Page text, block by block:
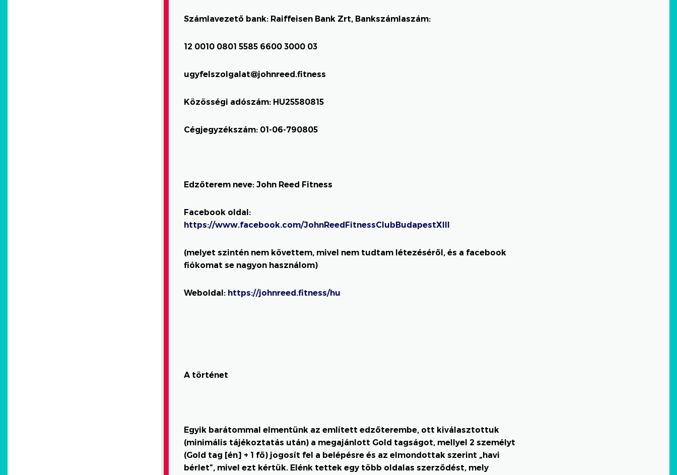
Számlavezető bank: Raiffeisen Bank Zrt, Bankszámlaszám:
12 0010 0801 5585 6600 3000 03
ugyfelszolgalat@johnreed.fitness
Közösségi adószám: HU25580815
Cégjegyzékszám: 01-06-790805
Edzőterem neve: John Reed Fitness
Facebook oldal:
https://www.facebook.com/JohnReedFitnessClubBudapestXIII
(melyet szintén nem követtem, mivel nem tudtam létezéséről, és a facebook
fiókomat se nagyon használom)
Weboldal: https://johnreed.fitness/hu
A történet
Egyik barátommal elmentünk az említett edzőterembe, ott kiválasztottuk
(minimális tájékoztatás után) a megajánlott Gold tagságot, mellyel 2 személyt
(Gold tag [én] + 1 fő) jogosít fel a belépésre és az elmondottak szerint „havi
bérlet”, mivel ezt kértük. Elénk tettek egy több oldalas szerződést, mely